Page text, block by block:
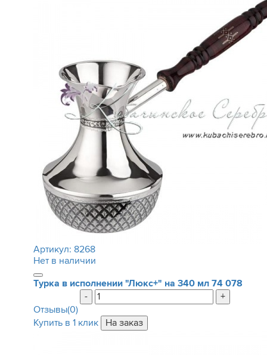
Артикул: 8268
Нет в наличии
Турка в исполнении "Люкс+" на 340 мл 74 078
-
+
Отзывы(0)
Купить в 1 клик